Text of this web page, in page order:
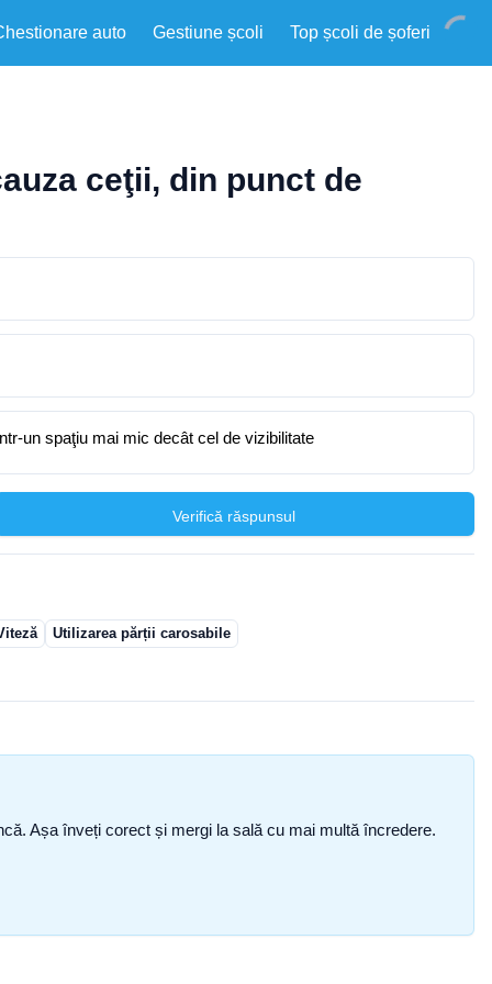
auto Gestiune școli Top școli de șoferi
ceţii, din punct de
un spaţiu mai mic decât cel de vizibilitate
Verifică răspunsul
Utilizarea părții carosabile
Așa înveți corect și mergi la sală cu mai multă încredere.